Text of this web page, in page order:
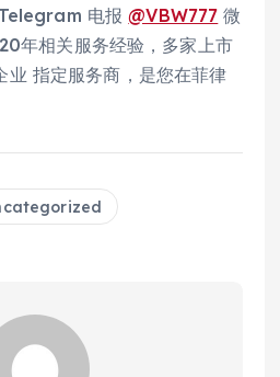
Telegram 电报@VBW777 微
年相关服务经验，多家上市
业 指定服务商，是您在菲律